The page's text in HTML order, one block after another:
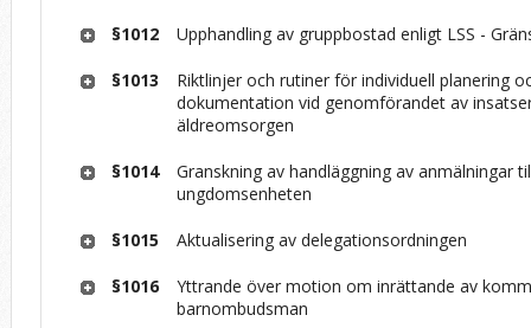
§1012 Upphandling av gruppbostad enligt LSS -
§1013
Riktlinjer och rutiner för individuell planering
dokumentation vid genomförandet av
äldreomsorgen
§1014
Granskning av handläggning av anmälningar
ungdomsenheten
§1015 Aktualisering av delegationsordningen
§1016
Yttrande över motion om inrättande av
barnombudsman